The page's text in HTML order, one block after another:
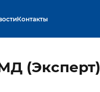
Контакты
(Эксперт)